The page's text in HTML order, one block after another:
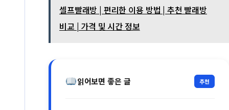
셀프빨래방 | 편리한 이용 방법 | 추천 빨래방
비교 | 가격 및 시간 정보
읽어보면 좋은 글 추천